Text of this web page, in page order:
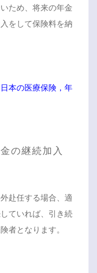
ため、将来の年金
をして保険料を納
本の医療保険，年
の継続加入
赴任する場合、適
ていれば、引き続
者となります。